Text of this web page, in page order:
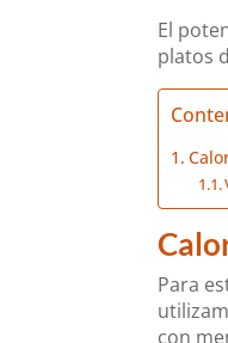
El
platos
Para
con